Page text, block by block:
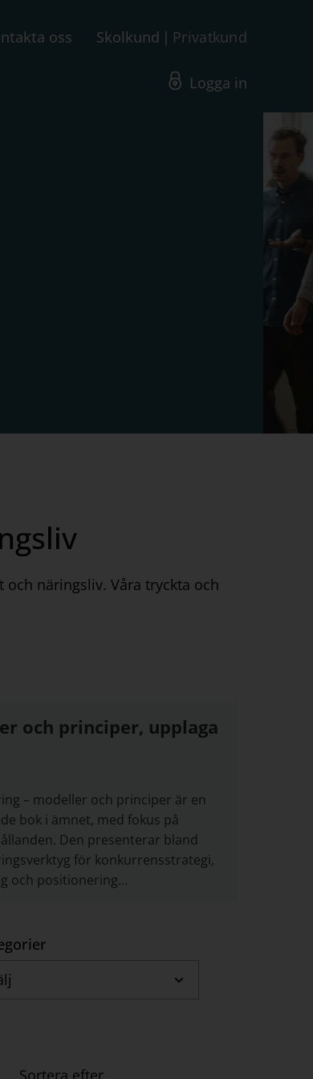
oss Skolkund Privatkund
Logga in
näringsliv. Våra tryckta och
och principer, upplaga
– modeller och principer är en
bok i ämnet, med fokus på
Den presenterar bland
för konkurrensstrategi,
och positionering…
Sortera efter